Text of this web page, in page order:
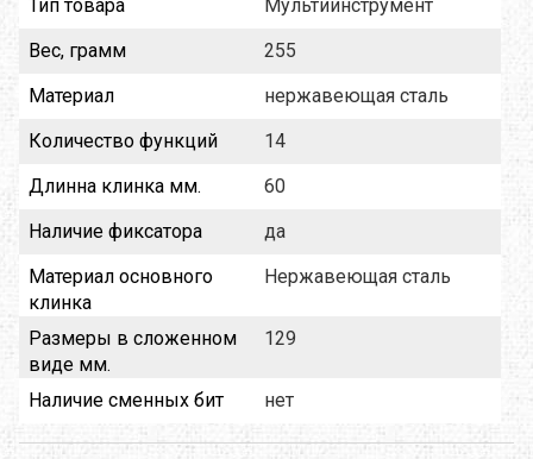
Тип товара
Мультиинструмент
Вес, грамм
255
Материал
нержавеющая сталь
Количество функций
14
Длинна клинка мм.
60
Наличие фиксатора
да
Материал основного
клинка
Нержавеющая сталь
Размеры в сложенном
виде мм.
129
Наличие сменных бит нет